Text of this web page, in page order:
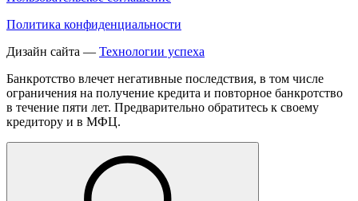
Политика конфиденциальности
Дизайн сайта — Технологии успеха
Банкротство влечет негативные последствия, в том числе
ограничения на получение кредита и повторное банкротство
в течение пяти лет. Предварительно обратитесь к своему
кредитору и в МФЦ.